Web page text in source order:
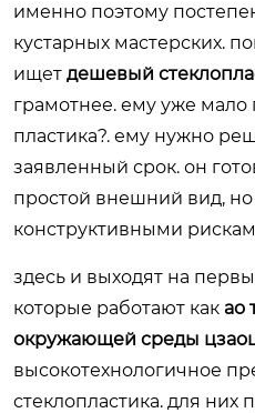
именно поэтому
кустарных мастерских.
ищет дешевый
грамотнее. ему уже мало
пластика?. ему нужно
заявленный срок. он
простой внешний вид, но
конструктивными
здесь и выходят на
которые работают как ао
окружающей среды
высокотехнологичное
стеклопластика. для них